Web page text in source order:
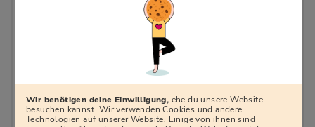
Fachkraft für Wasserversorgungstechnik
Fachkraft für Wasserwirtschaft
Wir benötigen deine Einwilligung, ehe du unsere Website
besuchen kannst. Wir verwenden Cookies und andere
Technologien auf unserer Website. Einige von ihnen sind